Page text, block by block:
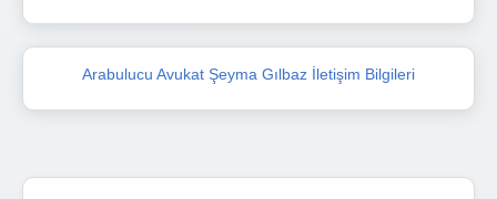
Arabulucu Avukat Şeyma Gılbaz İletişim Bilgileri